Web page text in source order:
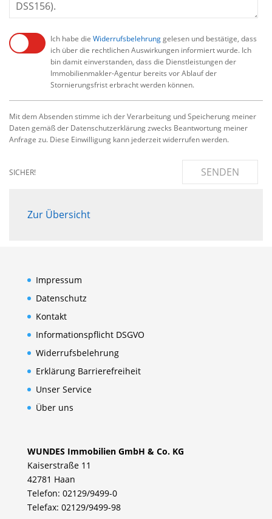
Ich habe die Widerrufsbelehrunggelesen und bestätige, dass
ich über die rechtlichen Auswirkungen informiert wurde. Ich
bin damit einverstanden, dass die Dienstleistungen der
Immobilienmakler-Agentur bereits vor Ablauf der
Stornierungsfrist erbracht werden können.
Mit dem Absenden stimme ich der Verarbeitung und Speicherung meiner
Daten gemäß der Datenschutzerklärung zwecks Beantwortung meiner
Anfrage zu. Diese Einwilligung kann jederzeit widerrufen werden.
SICHER! SENDEN
Zur Übersicht
Impressum
Datenschutz
Kontakt
Informationspflicht DSGVO
Widerrufsbelehrung
Erklärung Barrierefreiheit
Unser Service
Über uns
WUNDES Immobilien GmbH & Co. KG
Kaiserstraße 11
42781 Haan
Telefon: 02129/9499-0
Telefax: 02129/9499-98